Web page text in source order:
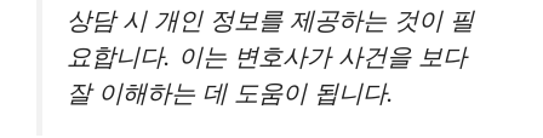
상담 시 개인 정보를 제공하는 것이 필
요합니다. 이는 변호사가 사건을 보다
잘 이해하는 데 도움이 됩니다.